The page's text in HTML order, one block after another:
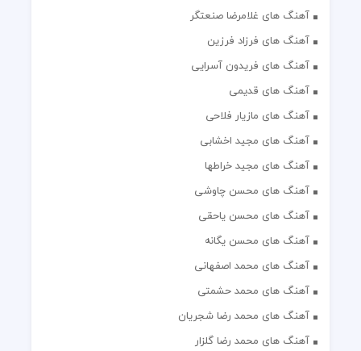
آهنگ های غلامرضا صنعتگر
آهنگ های فرزاد فرزین
آهنگ های فریدون آسرایی
آهنگ های قدیمی
آهنگ های مازیار فلاحی
آهنگ های مجید اخشابی
آهنگ های مجید خراطها
آهنگ های محسن چاوشی
آهنگ های محسن یاحقی
آهنگ های محسن یگانه
آهنگ های محمد اصفهانی
آهنگ های محمد حشمتی
آهنگ های محمد رضا شجریان
آهنگ های محمد رضا گلزار